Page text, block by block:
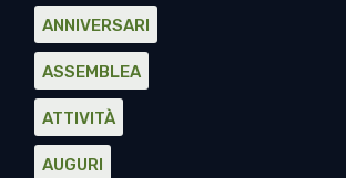
ANNIVERSARI
ASSEMBLEA
ATTIVITÀ
AUGURI